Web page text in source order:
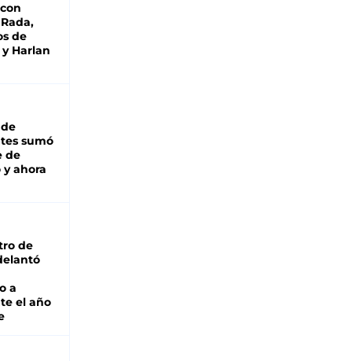
de
Harlan
sumó
de
y ahora
de
a
el año